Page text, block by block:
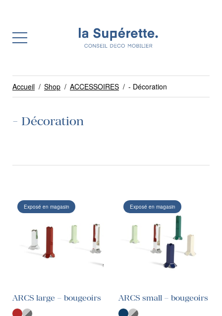
Accueil / Shop / ACCESSOIRES / - Décoration
- Décoration
ARCS large – bougeoirs
Exposé en magasin
ARCS small – bougeoirs
Exposé en magasin